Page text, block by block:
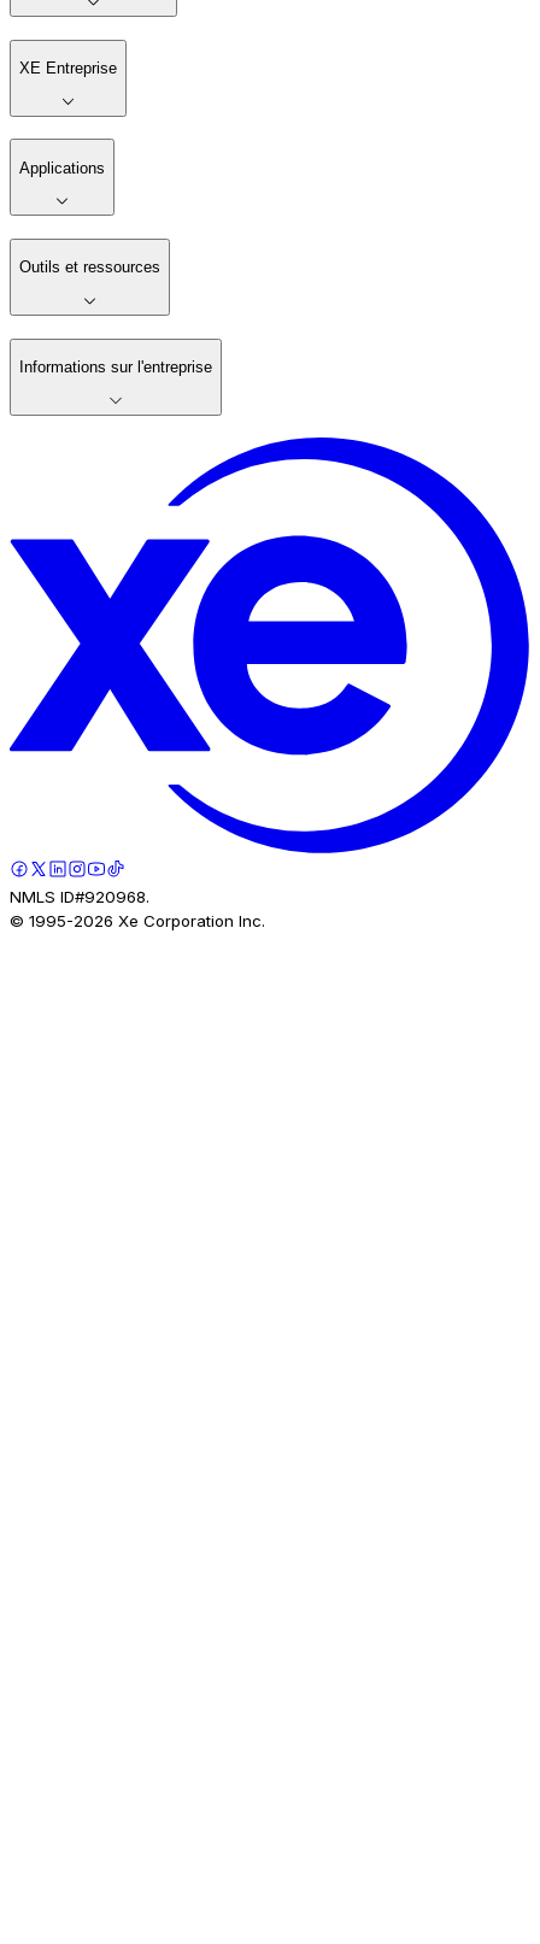
XE Entreprise
Applications
Outils et ressources
Informations sur l'entreprise
NMLS ID#920968.
© 1995-2026 Xe Corporation Inc.